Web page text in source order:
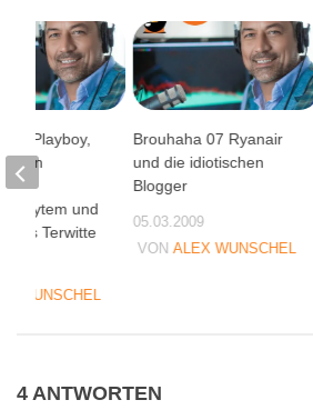
Brouhaha 07 Ryanair
und die idiotischen
Blogger
05.03.2009
VON ALEX WUNSCHEL
Playboy,
ein
und
Terwitte
WUNSCHEL
4 ANTWORTEN